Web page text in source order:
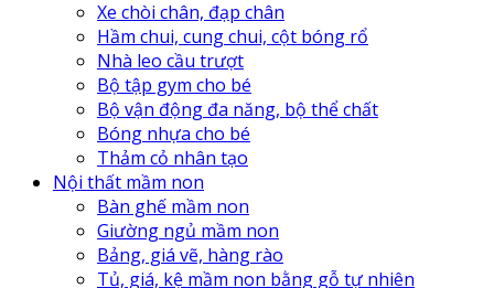
Xe chòi chân, đạp chân
Hầm chui, cung chui, cột bóng rổ
Nhà leo cầu trượt
Bộ tập gym cho bé
Bộ vận động đa năng, bộ thể chất
Bóng nhựa cho bé
Thảm cỏ nhân tạo
Nội thất mầm non
Bàn ghế mầm non
Giường ngủ mầm non
Bảng, giá vẽ, hàng rào
Tủ, giá, kệ mầm non bằng gỗ tự nhiên